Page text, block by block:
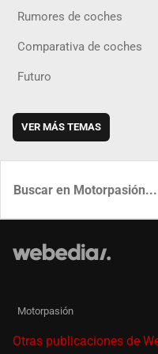
Rumores de coches
Comparativa de coches
Futuro
VER MÁS TEMAS
Motorpasión
Otras publicaciones de